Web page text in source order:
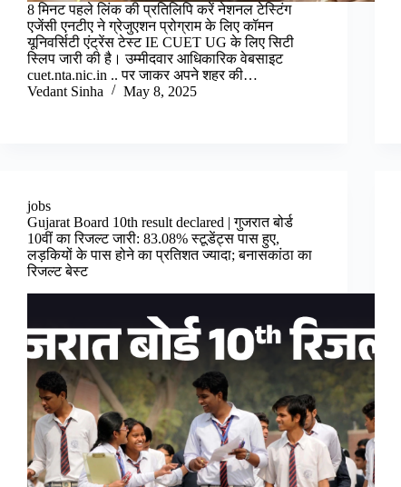
8 मिनट पहले लिंक की प्रतिलिपि करें नेशनल टेस्टिंग
एजेंसी एनटीए ने ग्रेजुएशन प्रोग्राम के लिए कॉमन
यूनिवर्सिटी एंट्रेंस टेस्ट IE CUET UG के लिए सिटी
स्लिप जारी की है। उम्मीदवार आधिकारिक वेबसाइट
cuet.nta.nic.in .. पर जाकर अपने शहर की…
Vedant Sinha
May 8, 2025
jobs
Gujarat Board 10th result declared | गुजरात बोर्ड
10वीं का रिजल्ट जारी: 83.08% स्‍टूडेंट्स पास हुए,
लड़कियों के पास होने का प्रतिशत ज्यादा; बनासकांठा का
रिजल्ट बेस्ट